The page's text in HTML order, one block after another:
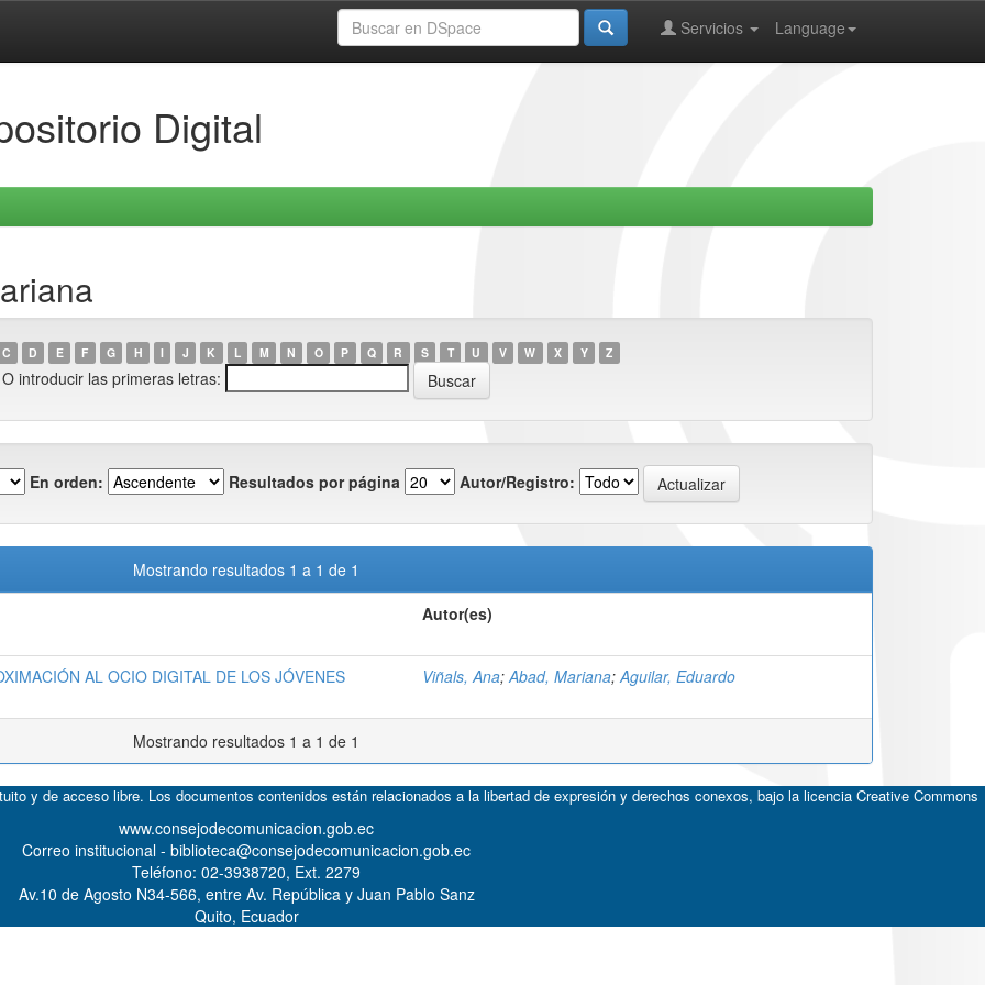
Language
Servicios
Digital
C D E F G H I J K L M N O P Q R S T U V W X Y Z
O introducir las primeras letras:
En orden: Resultados por página Autor/Registro:
Mostrando resultados 1 a 1 de 1
Autor(es)
AL OCIO DIGITAL DE LOS JÓVENES
Viñals, Ana;Abad, Mariana;Aguilar, Eduardo
Mostrando resultados 1 a 1 de 1
y de acceso libre. Los documentos contenidos están relacionados a la libertad de expresión y derechos conexos, bajo la licencia Creative Commons
www.consejodecomunicacion.gob.ec
Correo institucional - biblioteca@consejodecomunicacion.gob.ec
Teléfono: 02-3938720, Ext. 2279
Av.10 de Agosto N34-566, entre Av. República y Juan Pablo Sanz
Quito, Ecuador